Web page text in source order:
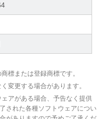
標または登録商標です。
変更する場合があります。
アがある場合、予告なく提供
された各種ソフトウェアについ